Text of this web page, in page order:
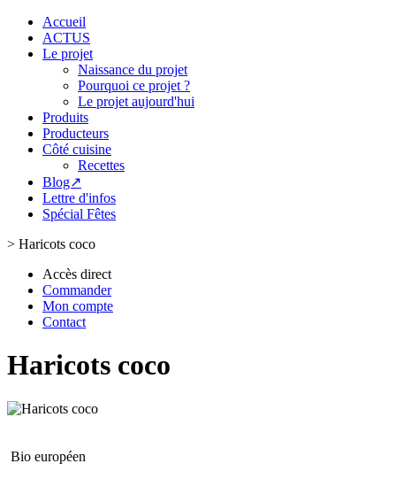
Accueil
ACTUS
Le projet
Naissance du projet
Pourquoi ce projet ?
Le projet aujourd'hui
Produits
Producteurs
Côté cuisine
Recettes
Blog↗
Lettre d'infos
Spécial Fêtes
> Haricots coco
Accès direct
Commander
Mon compte
Contact
Haricots coco
Bio européen